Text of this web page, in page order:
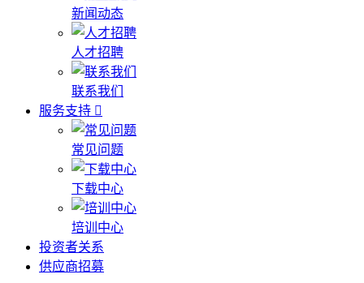
新闻动态
人才招聘
联系我们
服务支持
常见问题
下载中心
培训中心
投资者关系
供应商招募